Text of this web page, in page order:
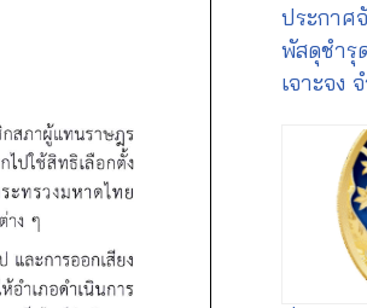
ประกาศ
พัสดุชำรุ
เจาะจง